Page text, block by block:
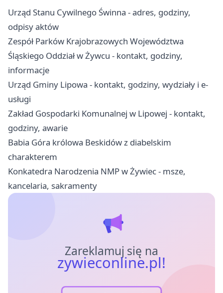
Urząd Stanu Cywilnego Świnna - adres, godziny,
odpisy aktów
Zespół Parków Krajobrazowych Województwa
Śląskiego Oddział w Żywcu - kontakt, godziny,
informacje
Urząd Gminy Lipowa - kontakt, godziny, wydziały i e-
usługi
Zakład Gospodarki Komunalnej w Lipowej - kontakt,
godziny, awarie
Babia Góra królowa Beskidów z diabelskim
charakterem
Konkatedra Narodzenia NMP w Żywiec - msze,
kancelaria, sakramenty
Zareklamuj się na
zywieconline.pl!